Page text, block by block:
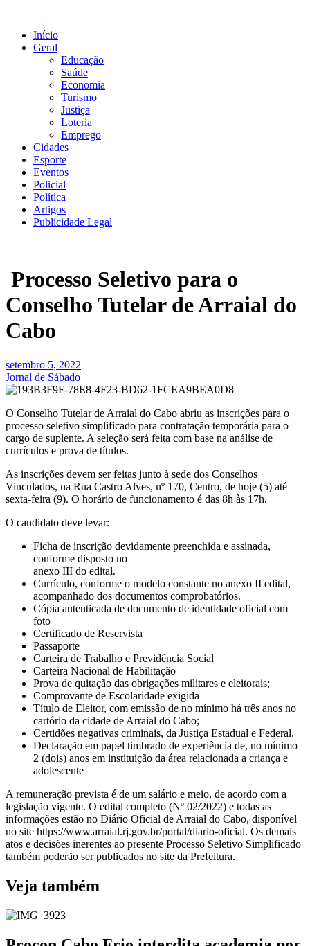
conteúdo
Início
Geral
Educação
Saúde
Economia
Turismo
Justiça
Loteria
Emprego
Cidades
Esporte
Eventos
Policial
Política
Artigos
Publicidade Legal
Processo Seletivo para o
Conselho Tutelar de Arraial do
Cabo
setembro 5, 2022
Jornal de Sábado
O Conselho Tutelar de Arraial do Cabo abriu as inscrições para o
processo seletivo simplificado para contratação temporária para o
cargo de suplente. A seleção será feita com base na análise de
currículos e prova de títulos.
As inscrições devem ser feitas junto à sede dos Conselhos
Vinculados, na Rua Castro Alves, nº 170, Centro, de hoje (5) até
sexta-feira (9). O horário de funcionamento é das 8h às 17h.
O candidato deve levar:
Ficha de inscrição devidamente preenchida e assinada,
conforme disposto no
anexo III do edital.
Currículo, conforme o modelo constante no anexo II edital,
acompanhado dos documentos comprobatórios.
Cópia autenticada de documento de identidade oficial com
foto
Certificado de Reservista
Passaporte
Carteira de Trabalho e Previdência Social
Carteira Nacional de Habilitação
Prova de quitação das obrigações militares e eleitorais;
Comprovante de Escolaridade exigida
Título de Eleitor, com emissão de no mínimo há três anos no
cartório da cidade de Arraial do Cabo;
Certidões negativas criminais, da Justiça Estadual e Federal.
Declaração em papel timbrado de experiência de, no mínimo
2 (dois) anos em instituição da área relacionada a criança e
adolescente
A remuneração prevista é de um salário e meio, de acordo com a
legislação vigente. O edital completo (Nº 02/2022) e todas as
informações estão no Diário Oficial de Arraial do Cabo, disponível
no site https://www.arraial.rj.gov.br/portal/diario-oficial. Os demais
atos e decisões inerentes ao presente Processo Seletivo Simplificado
também poderão ser publicados no site da Prefeitura.
Veja também